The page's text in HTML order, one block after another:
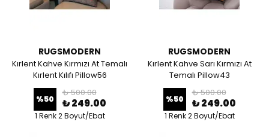
RUGSMODERN
Kırlent Kahve Kırmızı At Temalı
Kırlent Kılıfı Pillow56
%50
₺ 500.00
₺ 249.00
1 Renk 2 Boyut/Ebat
RUGSMODERN
Kırlent Kahve Sarı Kırmızı At
Temalı Pillow43
%50
₺ 500.00
₺ 249.00
1 Renk 2 Boyut/Ebat